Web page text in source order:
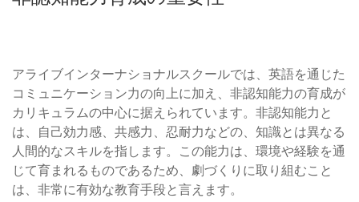
アライブインターナショナルスクールでは、英語を通じた
コミュニケーション力の向上に加え、非認知能力の育成が
カリキュラムの中心に据えられています。非認知能力と
は、自己効力感、共感力、忍耐力などの、知識とは異なる
人間的なスキルを指します。この能力は、環境や経験を通
じて育まれるものであるため、劇づくりに取り組むこと
は、非常に有効な教育手段と言えます。